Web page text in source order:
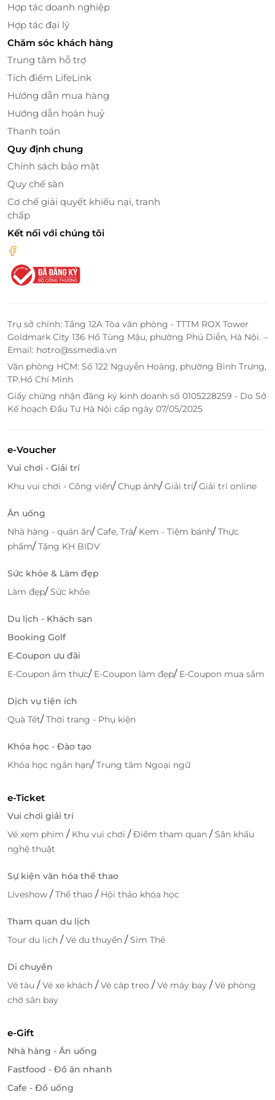
ẩm thực Việt Nam sẽ luôn là lời chúc đầy ý nghĩa và
trang trọng.
Đặt mua thẻ quà tặng Hoàng Yến dễ
dàng trên LifeLink – Tiện lợi và an tâm
tuyệt đối
Để mang đến sự thuận tiện tối đa, thẻ quà tặng
Hoàng Yến hiện đang được phân phối chính thức
mua nhanh chóng, thanh toán an toàn
khách hàng dễ dàng sở hữu món quà mang đậm
dấu ấn truyền thống, phù hợp với mọi nhu cầu cá
Ẩm thực không chỉ là sự kết hợp của hương vị và
nguyên liệu, mà còn là
Cuisine, quý vị đang gửi gắm một phần tinh hoa của
đất nước Việt Nam – một món quà thanh lịch, hiện
Hãy để LifeLinkđồng hành cùng quý vị trong hành
trình mang giá trị ẩm thực Việt đến gần hơn với
những người thân yêu và đối tác quý trọng.
Hợp tác doanh nghiệp
Hợp tác đại lý
Chăm sóc khách hàng
Trung tâm hỗ trợ
Tích điểm LifeLink
Hướng dẫn mua hàng
Hướng dẫn hoàn huỷ
Thanh toán
Quy định chung
Chính sách bảo mật
Quy chế sàn
Cơ chế giải quyết khiếu nại, tranh
chấp
Kết nối với chúng tôi
Trụ sở chính: Tầng 12A Tòa văn phòng - TTTM ROX Tower
Goldmark City 136 Hồ Tùng Mậu, phường Phú Diễn, Hà Nội. –
Email: hotro@ssmedia.vn
Văn phòng HCM: Số 122 Nguyễn Hoàng, phường Bình Trưng,
TP.Hồ Chí Minh
Giấy chứng nhận đăng ký kinh doanh số 0105228259 - Do Sở
Kế hoạch Đầu Tư Hà Nội cấp ngày 07/05/2025
e-Voucher
Vui chơi - Giải trí
Khu vui chơi - Công viên/Chụp ảnh/Giải trí/Giải trí online
Ăn uống
Nhà hàng - quán ăn/Cafe, Trà/ Kem - Tiệm bánh/Thực
phẩm/Tặng KH BIDV
Sức khỏe & Làm đẹp
Làm đẹp/Sức khỏe
Du lịch - Khách sạn
Booking Golf
E-Coupon ưu đãi
E-Coupon ẩm thực/ E-Coupon làm đẹp/ E-Coupon mua sắm
Dịch vụ tiện ích
Quà Tết/Thời trang - Phụ kiện
Khóa học - Đào tạo
Khóa học ngắn hạn/Trung tâm Ngoại ngữ
e-Ticket
Vui chơi giải trí
Vé xem phim / Khu vui chơi /Điểm tham quan /Sân khấu
nghệ thuật
Sự kiện văn hóa thể thao
Liveshow /Thể thao / Hội thảo khóa học
Tham quan du lịch
Tour du lịch /Vé du thuyền /Sim Thẻ
Di chuyển
Vé tàu /Vé xe khách /Vé cáp treo /Vé máy bay /Vé phòng
chờ sân bay
e-Gift
Nhà hàng - Ăn uống
Fastfood - Đồ ăn nhanh
Cafe - Đồ uống